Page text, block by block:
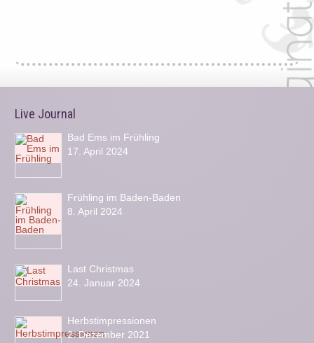
Live Journal
Bad Ems im Frühling
17. April 2024
Frühling im Baden-Baden
8. April 2024
Last Christmas
24. Januar 2024
Herbstimpressionen
2. Dezember 2021